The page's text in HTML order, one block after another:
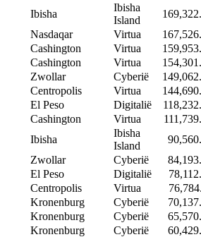
Ibisha
Ibisha
Island
Nasdaqar Virtua
Cashington Virtua
Cashington Virtua
Zwollar Cyberië
Centropolis Virtua
El Peso Digitalië
Cashington Virtua
Ibisha
Ibisha
Island
Zwollar Cyberië
El Peso Digitalië
Centropolis Virtua
Kronenburg Cyberië
Kronenburg Cyberië
Kronenburg Cyberië